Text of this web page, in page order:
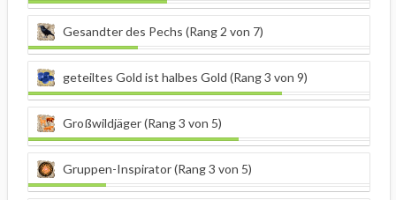
Gesandter des Pechs (Rang 2 von 7)
geteiltes Gold ist halbes Gold (Rang 3 von 9)
Großwildjäger (Rang 3 von 5)
Gruppen-Inspirator (Rang 3 von 5)